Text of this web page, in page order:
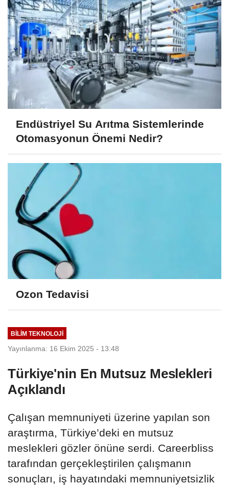
Endüstriyel Su Arıtma Sistemlerinde
Otomasyonun Önemi Nedir?
Ozon Tedavisi
BILIM TEKNOLOJI
Yayınlanma: 16 Ekim 2025 - 13:48
Türkiye'nin En Mutsuz Meslekleri
Açıklandı
Çalışan memnuniyeti üzerine yapılan son
araştırma, Türkiye’deki en mutsuz
meslekleri gözler önüne serdi. Careerbliss
tarafından gerçekleştirilen çalışmanın
sonuçları, iş hayatındaki memnuniyetsizlik